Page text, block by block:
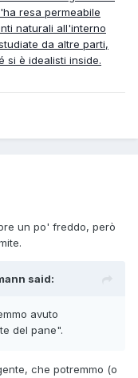
resa permeabile
naturali all'interno
da altre parti,
si è idealisti inside.
un po' freddo, però
said:
avuto
del pane".
che potremmo (o